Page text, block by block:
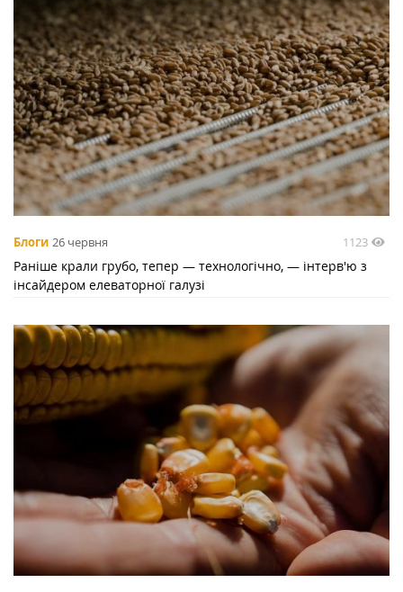
Блоги 26 червня 1123
Раніше крали грубо, тепер — технологічно, — інтерв'ю з
інсайдером елеваторної галузі